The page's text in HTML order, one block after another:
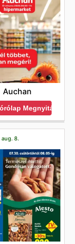
Auchan
Megnyitása
aug. 8.